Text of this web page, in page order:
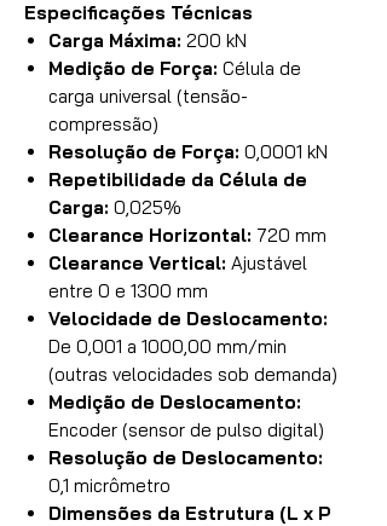
Especificações Técnicas
Carga Máxima: 200 kN
Medição de Força: Célula de
carga universal (tensão-
compressão)
Resolução de Força: 0,0001 kN
Repetibilidade da Célula de
Carga: 0,025%
Clearance Horizontal: 720 mm
Clearance Vertical: Ajustável
entre 0 e 1300 mm
Velocidade de Deslocamento:
De 0,001 a 1000,00 mm/min
(outras velocidades sob demanda)
Medição de Deslocamento:
Encoder (sensor de pulso digital)
Resolução de Deslocamento:
0,1 micrômetro
Dimensões da Estrutura (L x P